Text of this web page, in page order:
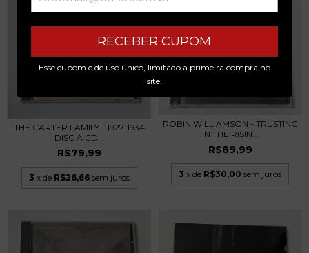
RECEBER CUPOM
Esse cupom é de uso único, limitado a primeira compra no
site.
THE CARTER FAMILY - 1927-1934
DISC A CD...
R$79,99
3 x de R$26,66 sem juros
ROBIN WILLIAMSON - TRUSTING
IN THE RISIN...
R$89,99
3 x de R$30,00 sem juros